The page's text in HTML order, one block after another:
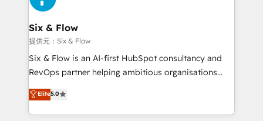
Certified
Reviews and 4.9/5 rating in Clutch Reviews. Digifianz
helps the following industries: logistics & 3PL, home
improvement & construction, branding and
commercialization, real estate, health, education,
SaaS, Software Dev & IT and consulting, make the
the United States, EU, UAE, Mexico and Latin
America. From casual user to super fan: make
Six & Flow
提供元：Six & Flow
Six & Flow is an AI-first HubSpot consultancy and
RevOps partner helping ambitious organisations
grow with clarity, confidence, and intelligence.
Operating across the UK, Netherlands, Ireland, and
Canada, we’ve delivered thousands of successful
Elite5.0